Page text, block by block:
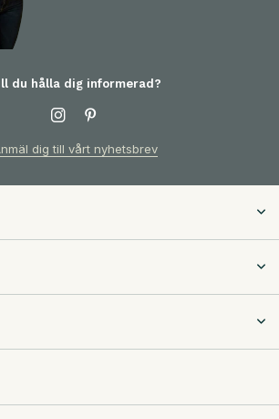
du hålla dig informerad?
dig till vårt nyhetsbrev